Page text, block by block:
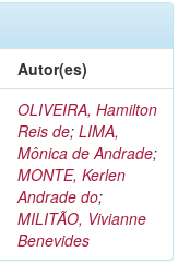
Autor(es)
OLIVEIRA, Hamilton
Reis de; LIMA,
Mônica de Andrade;
MONTE, Kerlen
Andrade do;
MILITÃO, Vivianne
Benevides